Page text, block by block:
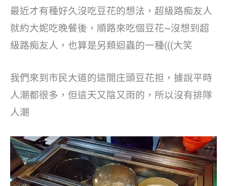
最近才有種好久沒吃豆花的想法，超級路痴友人
就約大妮吃晚餐後，順路來吃個豆花~沒想到超
級路痴友人，也算是另類迴蟲的一種(((大笑
我們來到市民大道的這間庄頭豆花担，據說平時
人潮都很多，但這天又陰又雨的，所以沒有排隊
人潮